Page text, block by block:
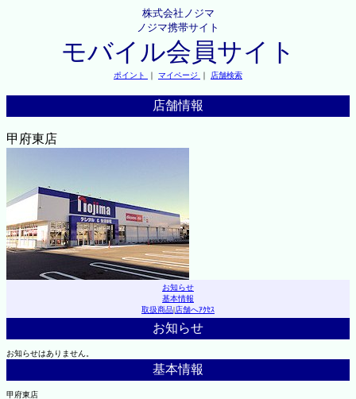
株式会社ノジマ
ノジマ携帯サイト
モバイル会員サイト
ポイント ｜ マイページ ｜ 店舗検索
店舗情報
甲府東店
お知らせ
基本情報
取扱商品|店舗へｱｸｾｽ
お知らせ
お知らせはありません。
基本情報
甲府東店